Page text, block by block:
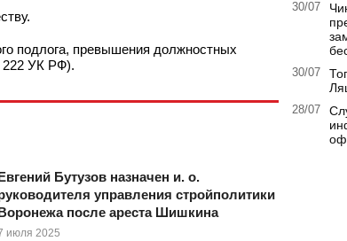
подлога, превышения должностных
222 УК РФ).
Бутузов назначен и. о.
управления стройполитики
после ареста Шишкина
июля 2025
30/07
30/07
28/07